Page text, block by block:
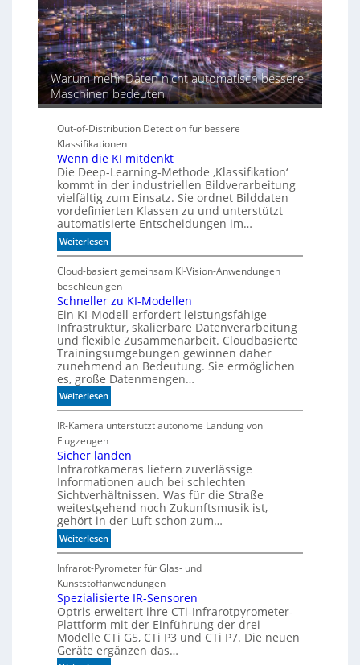
r
a
Warum mehr Daten nicht automatisch bessere
Maschinen bedeuten
Out-of-Distribution Detection für bessere
Klassifikationen
Wenn die KI mitdenkt
Die Deep-Learning-Methode ‚Klassifikation‘
kommt in der industriellen Bildverarbeitung
vielfältig zum Einsatz. Sie ordnet Bilddaten
vordefinierten Klassen zu und unterstützt
automatisierte Entscheidungen im…
Weiterlesen:
W
e
n
n
d
i
e
K
I
m
i
t
d
e
n
k
t
Cloud-basiert gemeinsam KI-Vision-Anwendungen
beschleunigen
Schneller zu KI-Modellen
Ein KI-Modell erfordert leistungsfähige
Infrastruktur, skalierbare Datenverarbeitung
und flexible Zusammenarbeit. Cloudbasierte
Trainingsumgebungen gewinnen daher
zunehmend an Bedeutung. Sie ermöglichen
es, große Datenmengen…
Weiterlesen:
S
c
h
n
e
l
l
e
r
z
u
K
I
-
M
o
d
e
IR-Kamera unterstützt autonome Landung von
Flugzeugen
Sicher landen
Infrarotkameras liefern zuverlässige
Informationen auch bei schlechten
Sichtverhältnissen. Was für die Straße
weitestgehend noch Zukunftsmusik ist,
gehört in der Luft schon zum…
Weiterlesen:
S
i
c
h
e
r
l
a
Infrarot-Pyrometer für Glas- und
Kunststoffanwendungen
Spezialisierte IR-Sensoren
Optris erweitert ihre CTi-Infrarotpyrometer-
Plattform mit der Einführung der drei
Modelle CTi G5, CTi P3 und CTi P7. Die neuen
Geräte ergänzen das…